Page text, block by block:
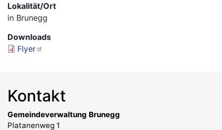
Lokalität/Ort
in Brunegg
Downloads
Flyer
Kontakt
Gemeindeverwaltung Brunegg
Platanenweg 1